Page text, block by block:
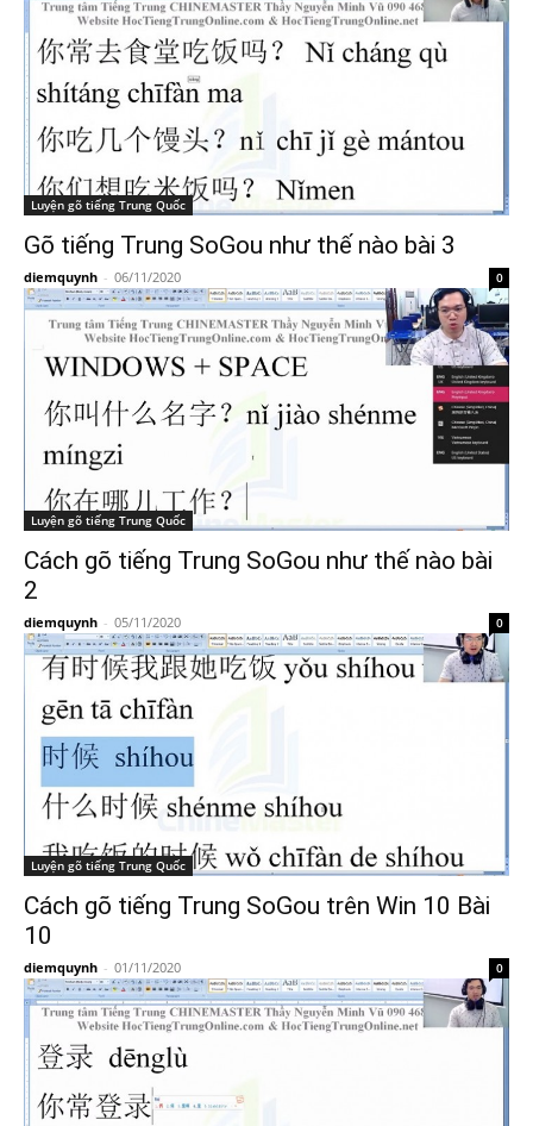
Luyện gõ tiếng Trung Quốc
Gõ tiếng Trung SoGou như thế nào bài 3
diemquynh - 06/11/2020 0
Luyện gõ tiếng Trung Quốc
Cách gõ tiếng Trung SoGou như thế nào bài
2
diemquynh - 05/11/2020 0
Luyện gõ tiếng Trung Quốc
Cách gõ tiếng Trung SoGou trên Win 10 Bài
10
diemquynh - 01/11/2020 0